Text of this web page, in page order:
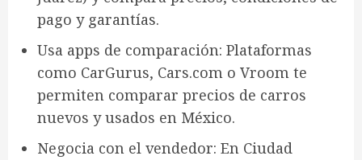
pago y garantías.
Usa apps de comparación: Plataformas
como CarGurus, Cars.com o Vroom te
permiten comparar precios de carros
nuevos y usados en México.
Negocia con el vendedor: En Ciudad